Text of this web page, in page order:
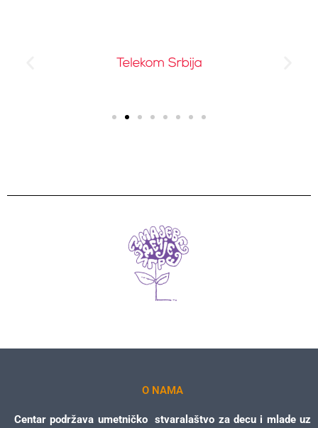
O NAMA
Centar podržava umetničko stvaralaštvo za decu i mlade uz